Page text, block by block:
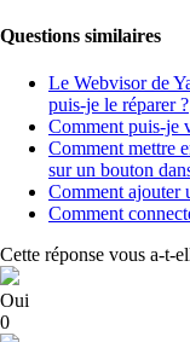
Questions similaires
Le Webvisor de
puis-je le réparer ?
Comment puis-je
Comment mettre
sur un bouton
Comment ajouter
Comment
Cette réponse vous a-t-
Oui
0